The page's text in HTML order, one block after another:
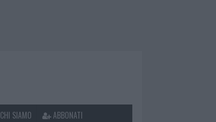
CHI SIAMO ABBONATI